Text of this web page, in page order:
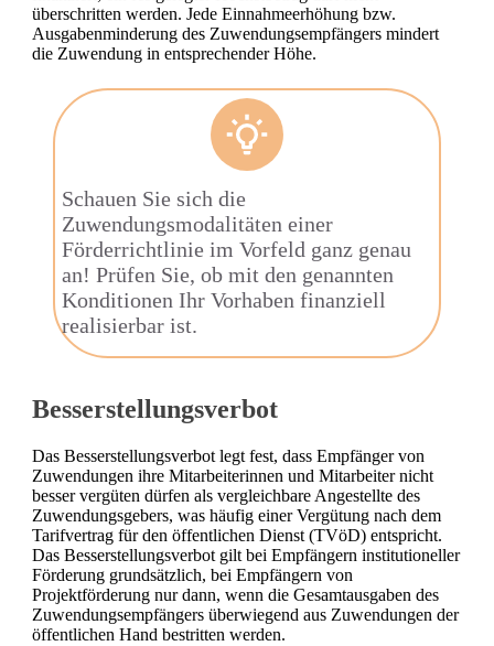
überschritten werden. Jede Einnahmeerhöhung bzw.
Ausgabenminderung des Zuwendungsempfängers mindert
die Zuwendung in entsprechender Höhe.
Schauen Sie sich die
Zuwendungsmodalitäten einer
Förderrichtlinie im Vorfeld ganz genau
an! Prüfen Sie, ob mit den genannten
Konditionen Ihr Vorhaben finanziell
realisierbar ist.
Besserstellungsverbot
Das Besserstellungsverbot legt fest, dass Empfänger von
Zuwendungen ihre Mitarbeiterinnen und Mitarbeiter nicht
besser vergüten dürfen als vergleichbare Angestellte des
Zuwendungsgebers, was häufig einer Vergütung nach dem
Tarifvertrag für den öffentlichen Dienst (TVöD) entspricht.
Das Besserstellungsverbot gilt bei Empfängern institutioneller
Förderung grundsätzlich, bei Empfängern von
Projektförderung nur dann, wenn die Gesamtausgaben des
Zuwendungsempfängers überwiegend aus Zuwendungen der
öffentlichen Hand bestritten werden.